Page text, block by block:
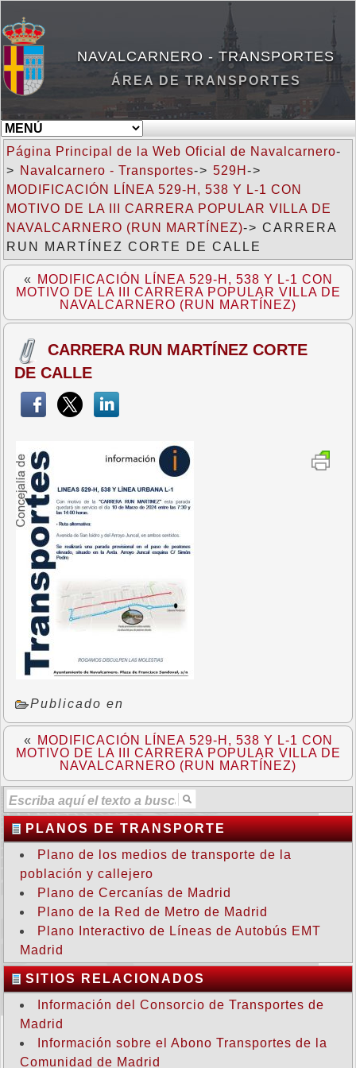
NAVALCARNERO - TRANSPORTES
ÁREA DE TRANSPORTES
Página Principal de la Web Oficial de Navalcarnero-
> Navalcarnero - Transportes-> 529H ->
MODIFICACIÓN LÍNEA 529-H, 538 Y L-1 CON
MOTIVO DE LA III CARRERA POPULAR VILLA DE
NAVALCARNERO (RUN MARTÍNEZ)-> CARRERA
RUN MARTÍNEZ CORTE DE CALLE
«
MODIFICACIÓN LÍNEA 529-H, 538 Y L-1 CON
MOTIVO DE LA III CARRERA POPULAR VILLA DE
NAVALCARNERO (RUN MARTÍNEZ)
CARRERA RUN MARTÍNEZ CORTE
DE CALLE
Publicado en
«
MODIFICACIÓN LÍNEA 529-H, 538 Y L-1 CON
MOTIVO DE LA III CARRERA POPULAR VILLA DE
NAVALCARNERO (RUN MARTÍNEZ)
PLANOS DE TRANSPORTE
Plano de los medios de transporte de la
población y callejero
Plano de Cercanías de Madrid
Plano de la Red de Metro de Madrid
Plano Interactivo de Líneas de Autobús EMT
Madrid
SITIOS RELACIONADOS
Información del Consorcio de Transportes de
Madrid
Información sobre el Abono Transportes de la
Comunidad de Madrid